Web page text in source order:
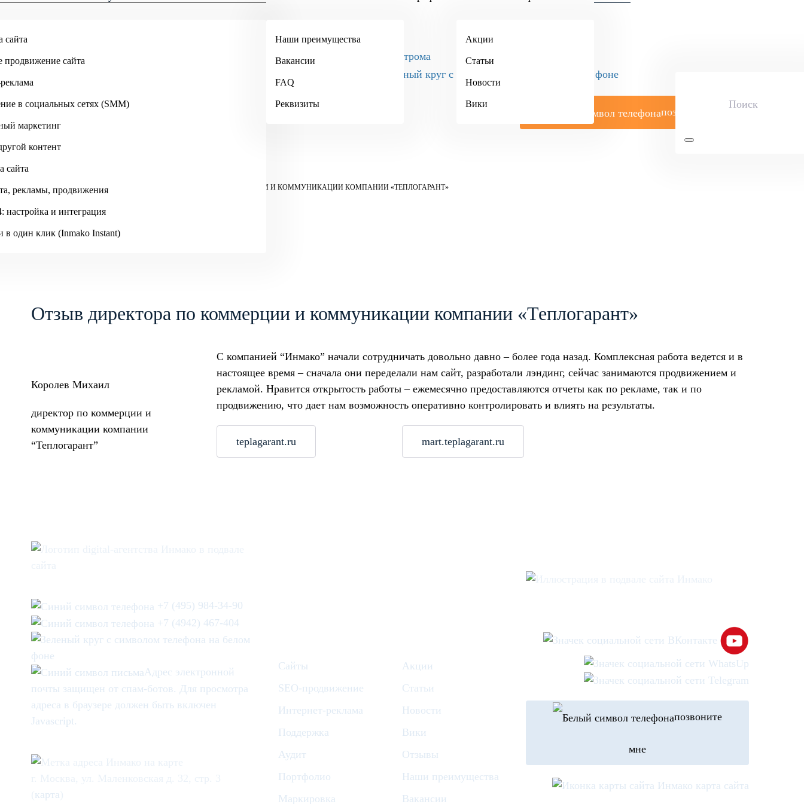
+7 (495) 984-34-90
Кострома
сайта
продвижение сайта
в социальных сетях (SMM)
маркетинг
контент
сайта
рекламы, продвижения
настройка и интеграция
в один клик (Inmako Instant)
Наши преимущества
Вакансии
FAQ
Реквизиты
Акции
Статьи
Новости
Вики
позвоните мне
ИНМАКО ОТЗЫВЫ ОТЗЫВ ДИРЕКТОРА ПО КОММЕРЦИИ И КОММУНИКАЦИИ КОМПАНИИ «ТЕПЛОГАРАНТ»
Отзыв директора по коммерции и коммуникации компании «Теплогарант»
Королев Михаил
директор по коммерции и
коммуникации компании
“Теплогарант”
С компанией “Инмако” начали сотрудничать довольно давно – более года назад. Комплексная работа ведется и в
настоящее время – сначала они переделали нам сайт, разработали лэндинг, сейчас занимаются продвижением и
рекламой. Нравится открытость работы – ежемесячно предоставляются отчеты как по рекламе, так и по
продвижению, что дает нам возможность оперативно контролировать и влиять на результаты.
teplagarant.ru mart.teplagarant.ru
+7 (495) 984-34-90
+7 (4942) 467-404
Адрес электронной
почты защищен от спам-ботов. Для просмотра
адреса в браузере должен быть включен
Javascript.
карта
Сайты
SEO-продвижение
Интернет-реклама
Поддержка
Аудит
Портфолио
Маркировка
Акции
Статьи
Новости
Вики
Отзывы
Наши преимущества
Вакансии
позвоните
мне
карта сайта